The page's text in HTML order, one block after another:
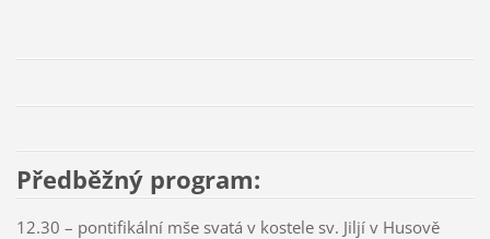
Předběžný program:
12.30 – pontifikální mše svatá v kostele sv. Jiljí v Husově